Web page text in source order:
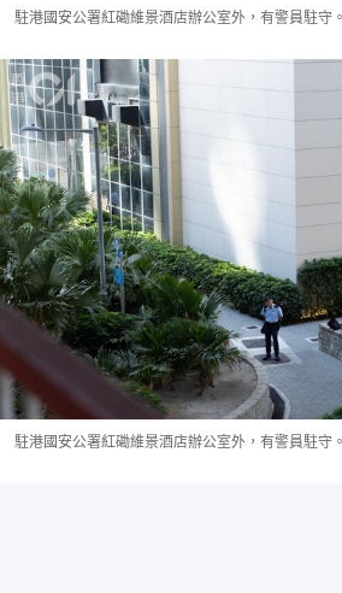
駐港國安公署紅磡維景酒店辦公室外，有警員駐守
駐港國安公署紅磡維景酒店辦公室外，有警員駐守